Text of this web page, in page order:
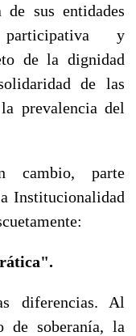
de sus entidades
participativa y
de la dignidad
de las
prevalencia del
cambio, parte
Institucionalidad
diferencias. Al
de soberanía, la